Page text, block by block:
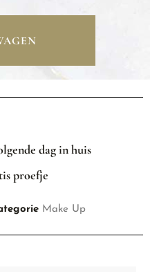
dag in huis
proefje
Make Up